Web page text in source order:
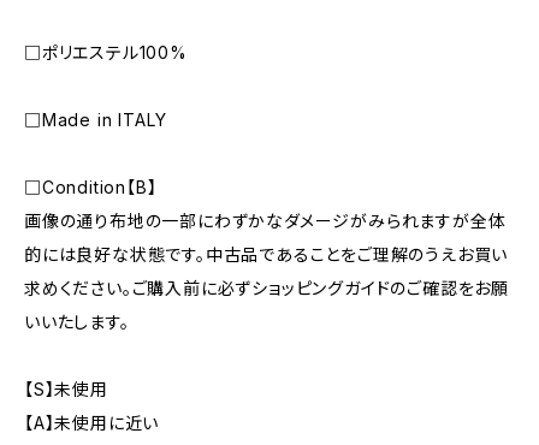
□ポリエステル100%
□Made in ITALY
□Condition【B】
画像の通り布地の一部にわずかなダメージがみられますが全体
的には良好な状態です。中古品であることをご理解のうえお買い
求めください。ご購入前に必ずショッピングガイドのご確認をお願
いいたします。
【S】未使用
【A】未使用に近い